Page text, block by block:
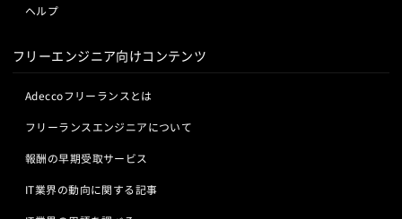
ヘルプ
フリーエンジニア向けコンテンツ
Adeccoフリーランスとは
フリーランスエンジニアについて
報酬の早期受取サービス
IT業界の動向に関する記事